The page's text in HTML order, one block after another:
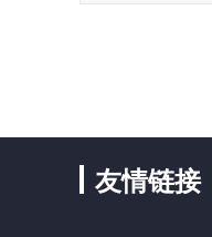
友情链接